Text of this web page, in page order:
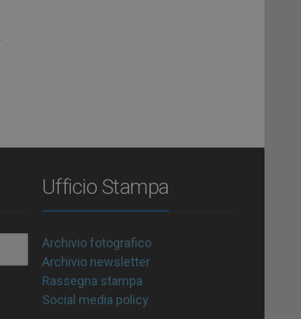
Ufficio Stampa
Archivio fotografico
Archivio newsletter
Rassegna stampa
Social media policy